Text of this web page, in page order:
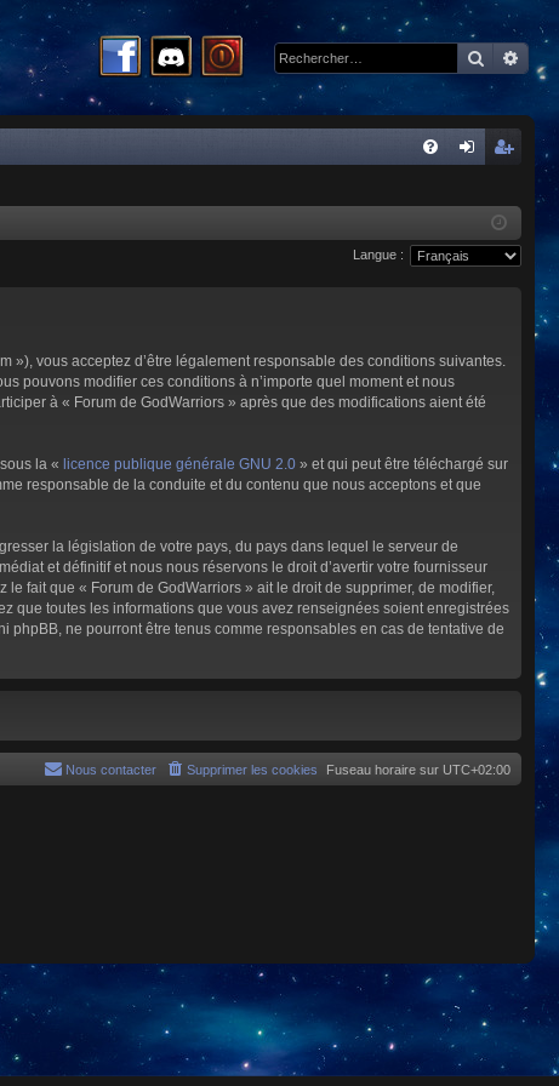
xi
cri
pti
Langue :
»), vous acceptez d’être légalement responsable des conditions suivantes.
pouvons modifier ces conditions à n’importe quel moment et nous
à « Forum de GodWarriors » après que des modifications aient été
la « licence publique générale GNU 2.0 » et qui peut être téléchargé sur
responsable de la conduite et du contenu que nous acceptons et que
la législation de votre pays, du pays dans lequel le serveur de
et définitif et nous nous réservons le droit d’avertir votre fournisseur
fait que « Forum de GodWarriors » ait le droit de supprimer, de modifier,
que toutes les informations que vous avez renseignées soient enregistrées
ne pourront être tenus comme responsables en cas de tentative de
Fuseau horaire sur UTC+02:00
Supprimer les cookies
Nous contacter